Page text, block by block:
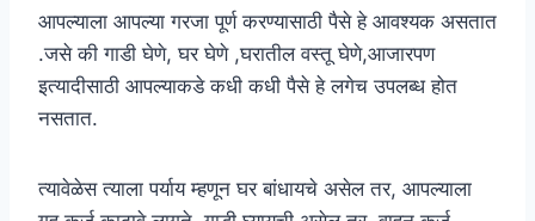
आपल्याला आपल्या गरजा पूर्ण करण्यासाठी पैसे हे आवश्यक असतात
.जसे की गाडी घेणे, घर घेणे ,घरातील वस्तू घेणे,आजारपण
इत्यादीसाठी आपल्याकडे कधी कधी पैसे हे लगेच उपलब्ध होत
नसतात.
त्यावेळेस त्याला पर्याय म्हणून घर बांधायचे असेल तर, आपल्याला